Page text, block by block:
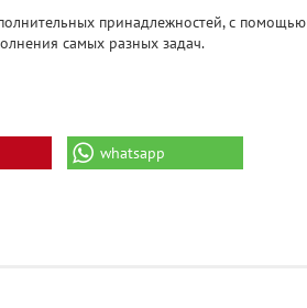
принадлежностей, с помощью
самых разных задач.
whatsapp